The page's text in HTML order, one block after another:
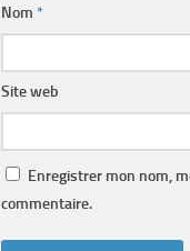
Nom *
Site web
Enregistrer mon nom,
commentaire.